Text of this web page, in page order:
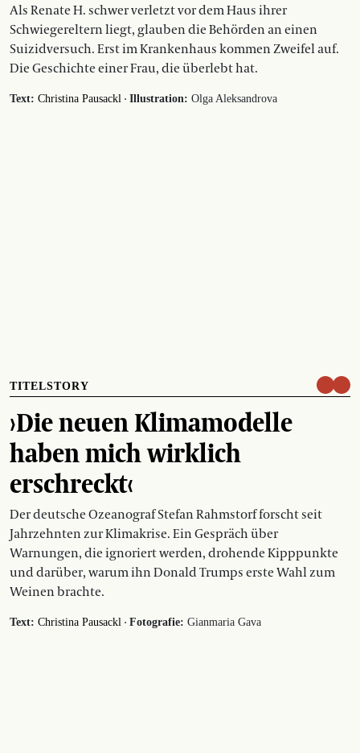
Als Renate H. schwer verletzt vor dem Haus ihrer
Schwiegereltern liegt, glauben die Behörden an einen
Suizidversuch. Erst im Krankenhaus kommen Zweifel auf.
Die Geschichte einer Frau, die überlebt hat.
Text: Christina Pausackl · Illustration: Olga Aleksandrova
TITELSTORY
›Die neuen Klimamodelle
haben mich wirklich
erschreckt‹
Der deutsche Ozeanograf Stefan Rahmstorf forscht seit
Jahrzehnten zur Klimakrise. Ein Gespräch über
Warnungen, die ignoriert werden, drohende Kipppunkte
und darüber, warum ihn Donald Trumps erste Wahl zum
Weinen brachte.
Text: Christina Pausackl · Fotografie: Gianmaria Gava